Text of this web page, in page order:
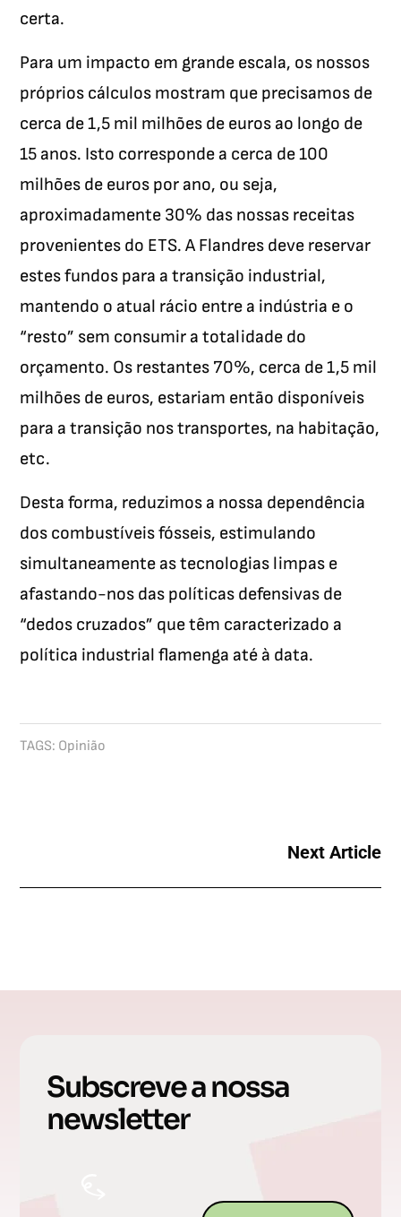
certa.
Para um impacto em grande escala, os nossos
próprios cálculos mostram que precisamos de
cerca de 1,5 mil milhões de euros ao longo de
15 anos. Isto corresponde a cerca de 100
milhões de euros por ano, ou seja,
aproximadamente 30% das nossas receitas
provenientes do ETS. A Flandres deve reservar
estes fundos para a transição industrial,
mantendo o atual rácio entre a indústria e o
“resto” sem consumir a totalidade do
orçamento. Os restantes 70%, cerca de 1,5 mil
milhões de euros, estariam então disponíveis
para a transição nos transportes, na habitação,
etc.
Desta forma, reduzimos a nossa dependência
dos combustíveis fósseis, estimulando
simultaneamente as tecnologias limpas e
afastando-nos das políticas defensivas de
“dedos cruzados” que têm caracterizado a
política industrial flamenga até à data.
TAGS: Opinião
Next Article
Subscreve a nossa
newsletter